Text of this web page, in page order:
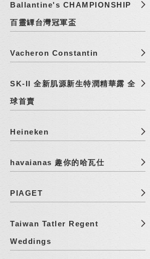
Ballantine's CHAMPIONSHIP
百靈罈台灣冠軍盃
Vacheron Constantin
SK-II 全新肌源新生特潤精華露 全
球首賣
Heineken
havaianas 趣你的哈瓦仕
PIAGET
Taiwan Tatler Regent
Weddings